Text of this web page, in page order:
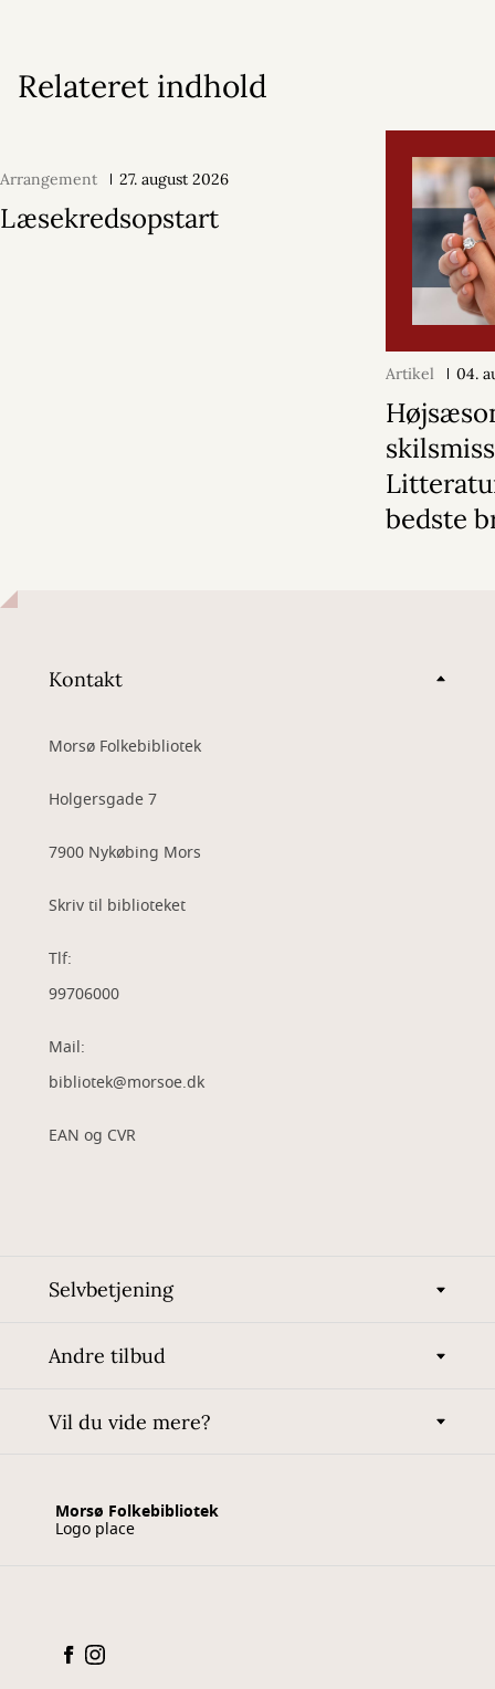
Relateret indhold
Arrangement 27. august 2026
Læsekredsopstart
Artikel 04.
bedste
Kontakt
Morsø Folkebibliotek
Holgersgade 7
7900 Nykøbing Mors
Skriv til biblioteket
Tlf:
99706000
Mail:
bibliotek@morsoe.dk
EAN og CVR
Selvbetjening
Andre tilbud
Vil du vide mere?
Morsø Folkebibliotek
Logo place